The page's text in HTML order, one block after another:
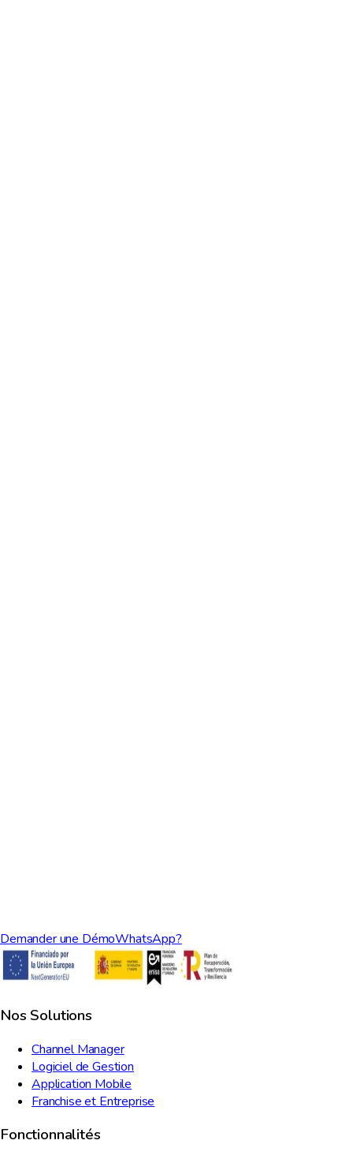
Demander une DémoWhatsApp?
Nos Solutions
Channel Manager
Logiciel de Gestion
Application Mobile
Franchise et Entreprise
Fonctionnalités